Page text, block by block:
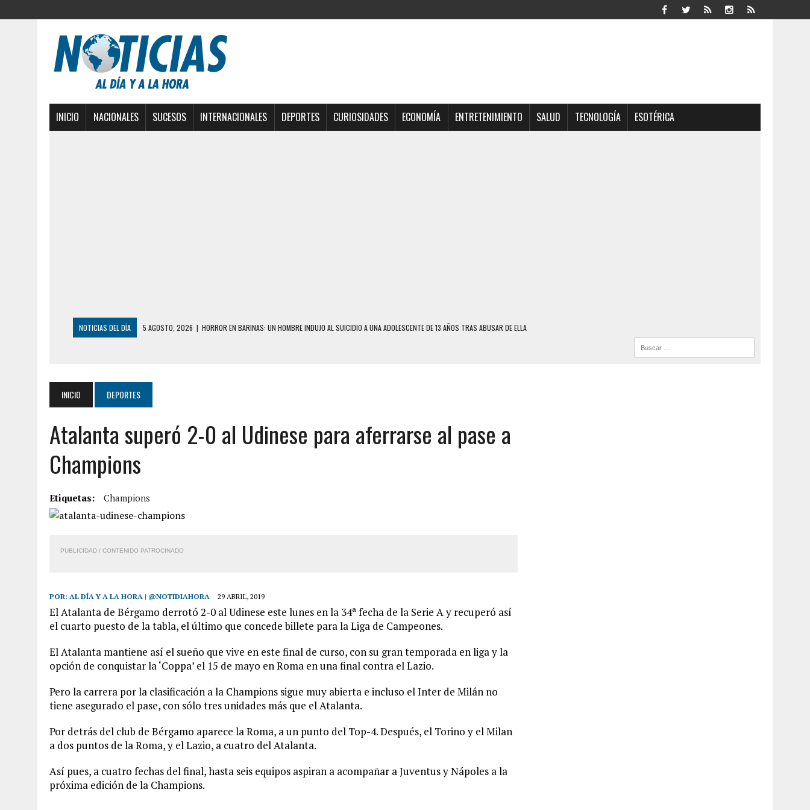
INICIO NACIONALES SUCESOS INTERNACIONALES DEPORTES CURIOSIDADES ECONOMÍA ENTRETENIMIENTO SALUD TECNOLOGÍA ESOTÉRICA
NOTICIAS DEL DÍA 5 AGOSTO, 2026 | HORROR EN BARINAS: UN HOMBRE INDUJO AL SUICIDIO A UNA ADOLESCENTE DE 13 AÑOS TRAS ABUSAR DE ELLA
3 AGOSTO, 2026 | YARACUY: INTENTÓ DESCONECTAR SU NEVERA MIENTRAS LA CASA SE INUNDABA
2 AGOSTO, 2026 | AYUDABA A PERSONAS EN SITUACIÓN DE CALLE Y MURIÓ A MANOS DE VARIOS DE ELLOS EN MATURÍN
2 AGOSTO, 2026 | FALCÓN: MUJER ATACÓ CON UN CUCHILLO A SUS HIJOS, UNO PERDIÓ LA VIDA
6 AGOSTO, 2026 | MISTERIOSA MUERTE DE MODELO EN MONAGAS: HALLARON EL CUERPO DENTRO DE SU CASA
6 AGOSTO, 2026
6 AGOSTO, 2026 | CONMOCIÓN EN COLORADO POR ASESINATO DE UNA ADOLESCENTE VENEZOLANA EN REUNIÓN CON AMIGOS
5 AGOSTO, 2026 | PRESUNTO BROTE PSICÓTICO POR FALTA DE TRATAMIENTO DESENCADENÓ TRAGEDIA FAMILIAR
INICIO DEPORTES
Atalanta superó 2-0 al Udinese para aferrarse al pase a
Champions
Etiquetas: Champions
PUBLICIDAD / CONTENIDO PATROCINADO
POR: AL DÍA Y A LA HORA | @NOTIDIAHORA 29 ABRIL, 2019
El Atalanta de Bérgamo derrotó 2-0 al Udinese este lunes en la 34ª fecha de la Serie A y recuperó así
el cuarto puesto de la tabla, el último que concede billete para la Liga de Campeones.
El Atalanta mantiene así el sueño que vive en este final de curso, con su gran temporada en liga y la
opción de conquistar la ‘Coppa’ el 15 de mayo en Roma en una final contra el Lazio.
Pero la carrera por la clasificación a la Champions sigue muy abierta e incluso el Inter de Milán no
tiene asegurado el pase, con sólo tres unidades más que el Atalanta.
Por detrás del club de Bérgamo aparece la Roma, a un punto del Top-4. Después, el Torino y el Milan
a dos puntos de la Roma, y el Lazio, a cuatro del Atalanta.
Así pues, a cuatro fechas del final, hasta seis equipos aspiran a acompañar a Juventus y Nápoles a la
próxima edición de la Champions.